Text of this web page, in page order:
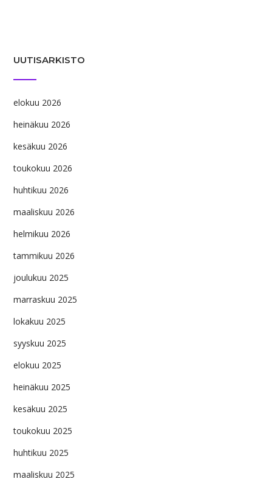
UUTISARKISTO
elokuu 2026
heinäkuu 2026
kesäkuu 2026
toukokuu 2026
huhtikuu 2026
maaliskuu 2026
helmikuu 2026
tammikuu 2026
joulukuu 2025
marraskuu 2025
lokakuu 2025
syyskuu 2025
elokuu 2025
heinäkuu 2025
kesäkuu 2025
toukokuu 2025
huhtikuu 2025
maaliskuu 2025